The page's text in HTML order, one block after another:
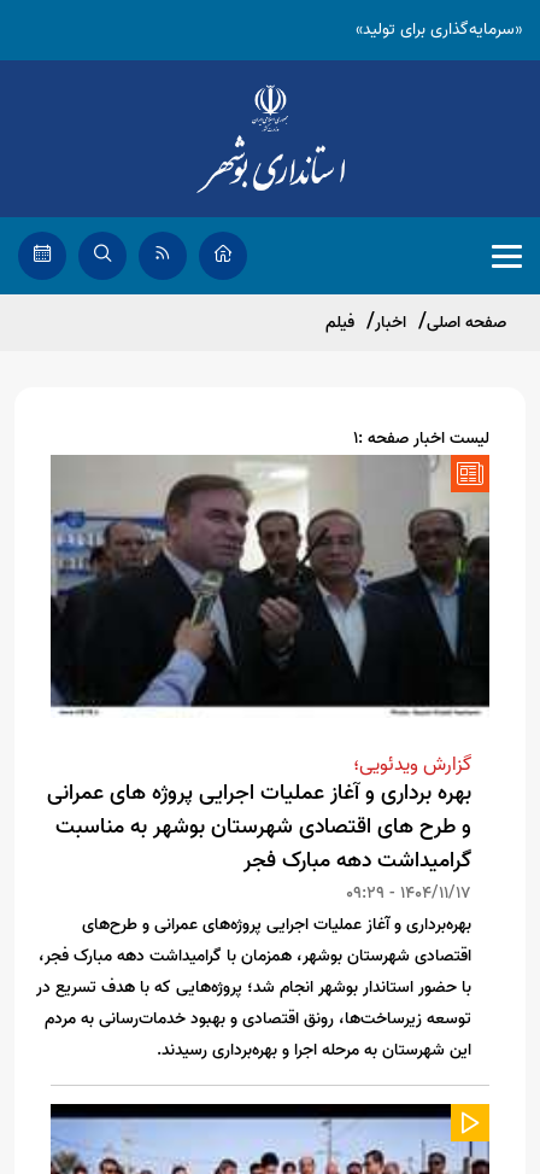
«سرمایه‌گذاری برای تولید»
صفحه اصلی اخبار فیلم
لیست اخبار صفحه :1
گزارش ویدئویی؛
بهره برداری و آغاز عملیات اجرایی پروژه های عمرانی
و طرح های اقتصادی شهرستان بوشهر به مناسبت
گرامیداشت دهه مبارک فجر
1404/11/17 - 09:29
بهره‌برداری و آغاز عملیات اجرایی پروژه‌های عمرانی و طرح‌های
اقتصادی شهرستان بوشهر، همزمان با گرامیداشت دهه مبارک فجر،
با حضور استاندار بوشهر انجام شد؛ پروژه‌هایی که با هدف تسریع در
توسعه زیرساخت‌ها، رونق اقتصادی و بهبود خدمات‌رسانی به مردم
این شهرستان به مرحله اجرا و بهره‌برداری رسیدند.